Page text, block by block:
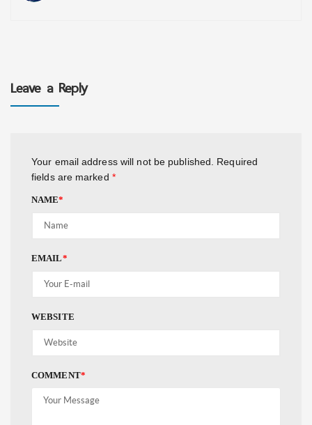
Leave a Reply
Your email address will not be published.
Required
fields are marked *
NAME*
EMAIL*
WEBSITE
COMMENT*